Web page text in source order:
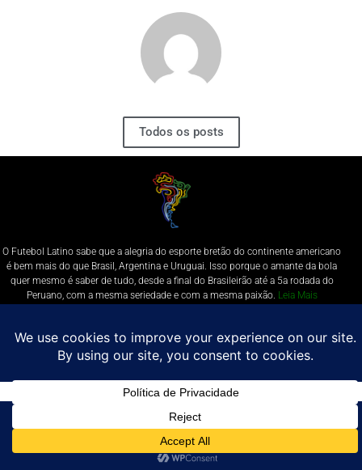
Todos os posts
O Futebol Latino sabe que a alegria do esporte bretão do continente americano
é bem mais do que Brasil, Argentina e Uruguai. Isso porque o amante da bola
quer mesmo é saber de tudo, desde a final do Brasileirão até a 5a rodada do
Peruano, com a mesma seriedade e com a mesma paixão. Leia Mais
Política de Privacidade